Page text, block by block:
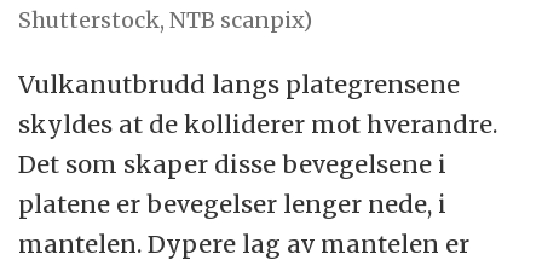
Shutterstock, NTB scanpix)
Vulkanutbrudd langs plategrensene
skyldes at de kolliderer mot hverandre.
Det som skaper disse bevegelsene i
platene er bevegelser lenger nede, i
mantelen. Dypere lag av mantelen er